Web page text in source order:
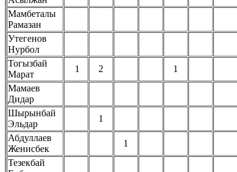
Мамбеталы
Рамазан
Утегенов
Нурбол
Тогызбай
Марат
1 2
1
Мамаев
Дидар
Шырынбай
Эльдар
1
Абдуллаев
Женисбек
1
Тезекбай